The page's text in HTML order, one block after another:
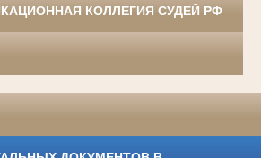
КОЛЛЕГИЯ СУДЕЙ РФ